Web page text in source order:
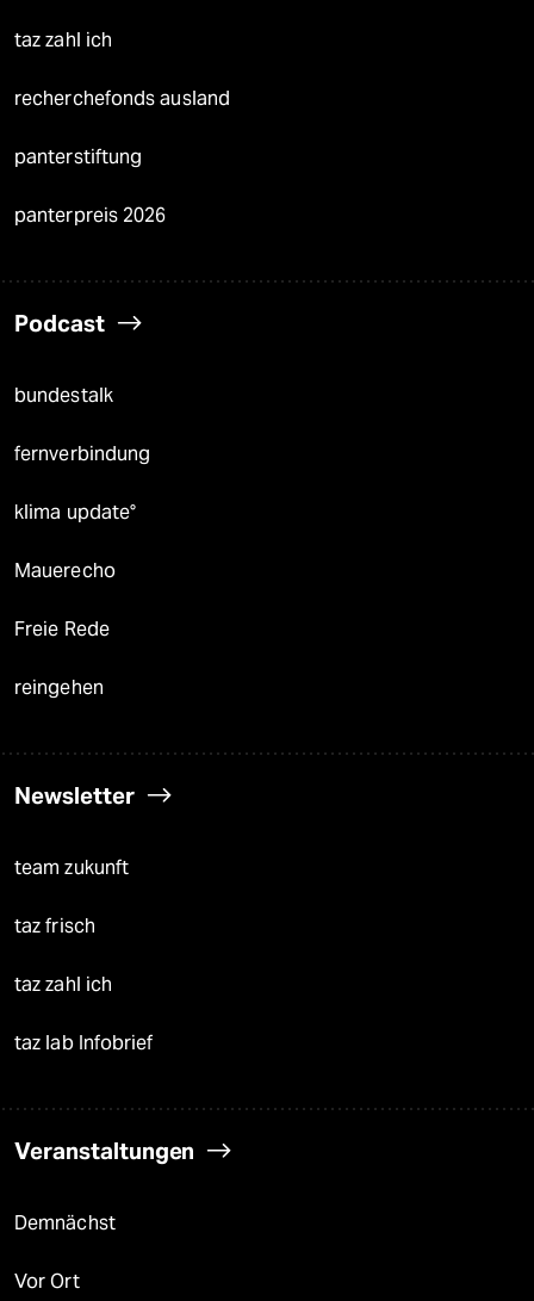
taz zahl ich
recherchefonds ausland
panterstiftung
panterpreis 2026
Podcast
bundestalk
fernverbindung
klima update°
Mauerecho
Freie Rede
reingehen
Newsletter
team zukunft
taz frisch
taz zahl ich
taz lab Infobrief
Veranstaltungen
Demnächst
Vor Ort